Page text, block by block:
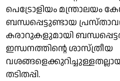
പെട്രോളിയം മന്ത്രാലയം
ബന്ധപ്പെട്ടുണ്ടായ
കരാറുകളുമായി
ഇന്ധനത്തിന്റെ ശാസ്ത്രീയ
തടിതപ്പി.